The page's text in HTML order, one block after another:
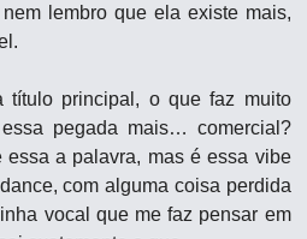
lembro que ela existe mais,
principal, o que faz muito
pegada mais… comercial?
essa a palavra, mas é essa vibe
com alguma coisa perdida
vocal que me faz pensar em